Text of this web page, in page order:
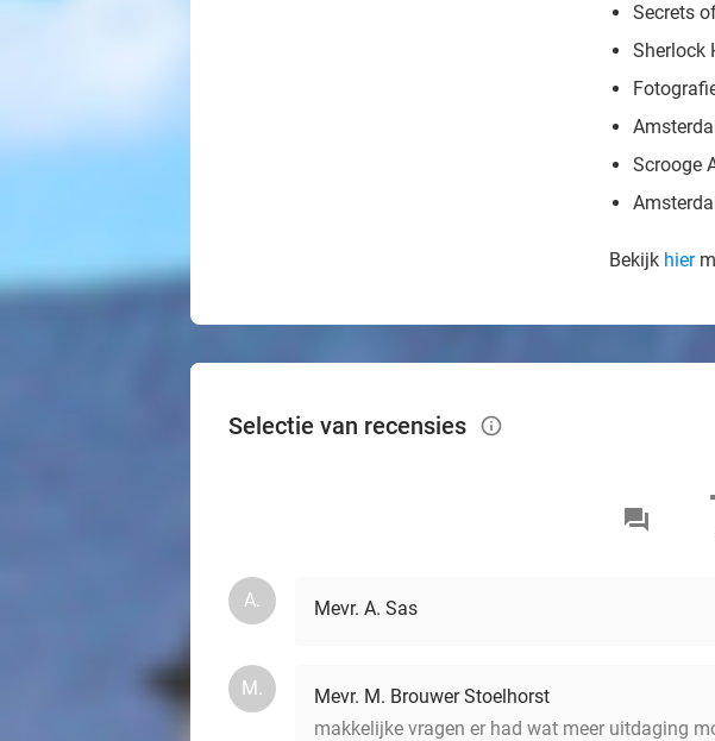
Secrets
Sherlock
Scrooge
Bekijk hier
Selectie van recensies info_outlined
A. Mevr. A. Sas
M.
Mevr. M. Brouwer Stoelhorst
makkelijke vragen er had wat meer uitdaging